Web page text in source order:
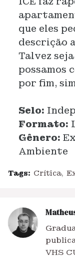
que eles
descrição
Talvez
possamos
por fim,
Selo:
Formato:
Gênero:
Ambiente
Tags: Crítica
VHS